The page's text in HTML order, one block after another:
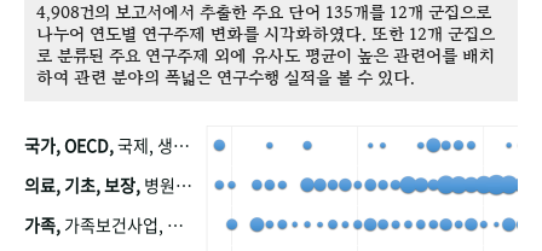
4,908건의 보고서에서 추출한 주요 단어 135개를 12개 군집으로
나누어 연도별 연구주제 변화를 시각화하였다. 또한 12개 군집으
로 분류된 주요 연구주제 외에 유사도 평균이 높은 관련어를 배치
하여 관련 분야의 폭넓은 연구수행 실적을 볼 수 있다.
국가, OECD,국제, 생산, 아시아, 태평양, 태평양지역, 참가
의료, 기초, 보장, 병원, 가정, 연금, 연계, 공적, 일본, 생활, 국민기초생활보장제도, 국민연금, 기금, 저소득층, 근로, 자활, 급여, 환자, 의료비, 모니터링, 한국복지패널, 소득, 지표, 빈곤, 노후, 장애인
가족, 가족보건사업, 산업, 친화, 전국, 출산력